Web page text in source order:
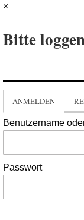
×
Bitte
ANMELDEN
Benutzername
Passwort